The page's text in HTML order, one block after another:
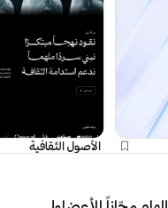
الأصول الثقافية